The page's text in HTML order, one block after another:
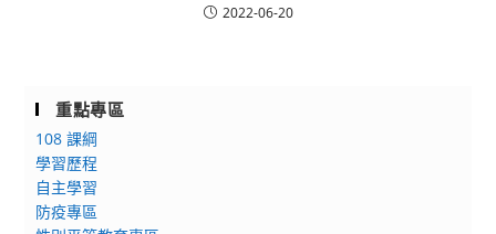
2022-06-20
重點專區
108 課綱
學習歷程
自主學習
防疫專區